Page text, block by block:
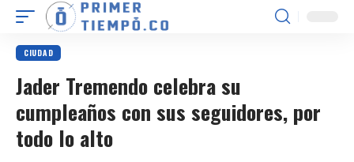
CIUDAD
Jader Tremendo celebra su
cumpleaños con sus seguidores, por
todo lo alto